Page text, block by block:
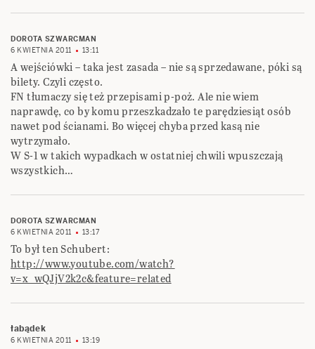
DOROTA SZWARCMAN
6 KWIETNIA 2011
13:11
A wejściówki – taka jest zasada – nie są sprzedawane, póki są
bilety. Czyli często.
FN tłumaczy się też przepisami p-poż. Ale nie wiem
naprawdę, co by komu przeszkadzało te parędziesiąt osób
nawet pod ścianami. Bo więcej chyba przed kasą nie
wytrzymało.
W S-1 w takich wypadkach w ostatniej chwili wpuszczają
wszystkich…
DOROTA SZWARCMAN
6 KWIETNIA 2011
13:17
To był ten Schubert:
http://www.youtube.com/watch?
v=x_wQJjV2k2c&feature=related
łabądek
6 KWIETNIA 2011 13:19